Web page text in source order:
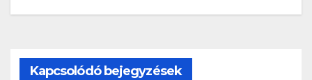
Kapcsolódó bejegyzések